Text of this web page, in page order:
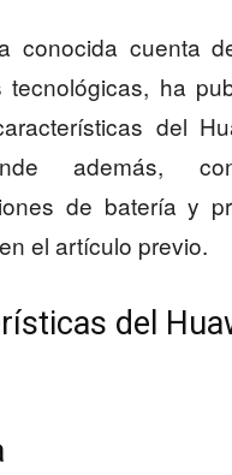
conocida cuenta
tecnológicas, ha
del
además,
de batería y
el artículo previo.
del